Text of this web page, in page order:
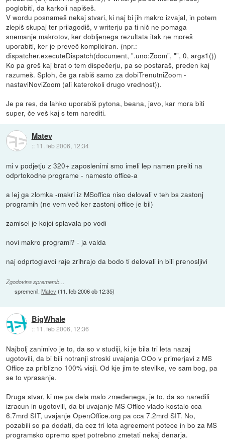
poglobiti, da karkoli napišeš.
V wordu posnameš nekaj stvari, ki naj bi jih makro izvajal, in potem
zlepiš skupaj ter prilagodiš, v writerju pa ti nič ne pomaga
snemanje makrotov, ker dobljenega rezultata itak ne moreš
uporabiti, ker je preveč kompliciran. (npr.:
dispatcher.executeDispatch(document, ".uno:Zoom", "", 0, args1())
Ko pa greš kaj brat o tem dispečerju, pa se postaraš, preden kaj
razumeš. Sploh, če ga rabiš samo za dobiTrenutniZoom -
nastaviNoviZoom (ali katerokoli drugo vrednost)).
Je pa res, da lahko uporabiš pytona, beana, javo, kar mora biti
super, če veš kaj s tem narediti.
Matev
:: 11. feb 2006, 12:34
mi v podjetju z 320+ zaposlenimi smo imeli lep namen preiti na
odprtokodne programe - namesto office-a
a lej ga zlomka -makri iz MSoffica niso delovali v teh bs zastonj
programih (ne vem več ker zastonj office je bil)
zamisel je kojci splavala po vodi
novi makro programi? - ja valda
naj odprtoglavci raje zrihrajo da bodo ti delovali in bili prenosljivi
Zgodovina sprememb…
spremenil:Matev(11. feb 2006 ob 12:35)
BigWhale
:: 11. feb 2006, 12:36
Najbolj zanimivo je to, da so v studiji, ki je bila tri leta nazaj
ugotovili, da bi bili notranji stroski uvajanja OOo v primerjavi z MS
Office za priblizno 100% visji. Od kje jim te stevilke, ve sam bog, pa
se to vprasanje.
Druga stvar, ki me pa dela malo zmedenega, je to, da so naredili
izracun in ugotovili, da bi uvajanje MS Office vlado kostalo cca
6.7mrd SIT, uvajanje OpenOffice.org pa cca 7.2mrd SIT. No,
pozabili so pa dodati, da cez tri leta agreement potece in bo za MS
programsko opremo spet potrebno zmetati nekaj denarja.